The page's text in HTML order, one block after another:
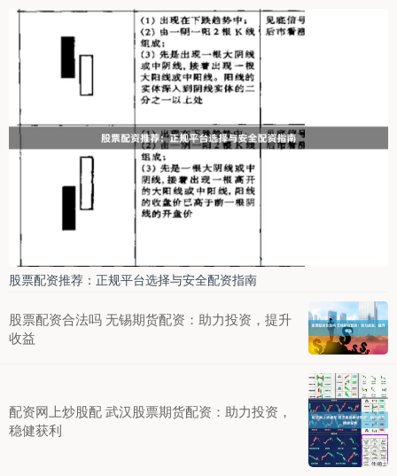
股票配资推荐：正规平台选择与安全配资指南
股票配资合法吗 无锡期货配资：助力投资，提升
收益
配资网上炒股配 武汉股票期货配资：助力投资，
稳健获利